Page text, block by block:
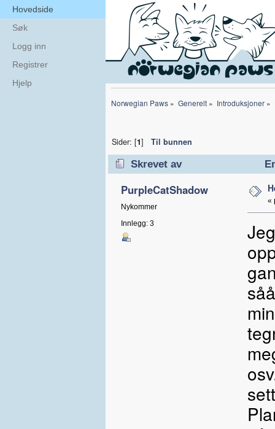
Hovedside
Søk
Logg inn
Registrer
Hjelp
Norwegian Paws » Generelt» Introduksjoner»
Sider: [1] Til bunnen
Skrevet av
PurpleCatShadow
Nykommer
Innlegg: 3
«